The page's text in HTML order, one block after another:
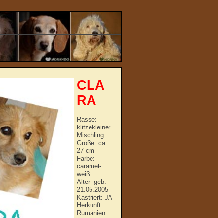
CLA
RA
Rasse:
klitzekleiner
Mischling
Größe: ca.
27 cm
Farbe:
caramel-
weiß
Alter: geb.
21.05.2005
Kastriert: JA
Herkunft:
Rumänien